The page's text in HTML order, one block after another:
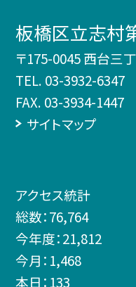
板橋区立志村
〒175-0045 西台三
TEL. 03-3932-6347
FAX. 03-3934-1447
サイトマップ
アクセス統計
総数：76,764
今年度：21,812
今月： 1,468
本日： 133